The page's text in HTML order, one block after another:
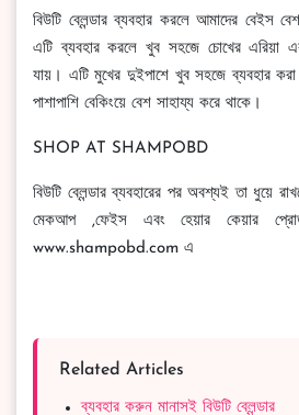
বিউটি ব্লেন্ডার ব্যবহার করলে আমাদের বেইস
এটি ব্যবহার করলে খুব সহজে চোখের এরিয়া
যায়। এটি মুখের দুইপাশে খুব সহজে ব্যবহার করা
পাশাপাশি বেকিংয়ে বেশ সাহায্য করে থাকে।
SHOP AT SHAMPOBD
বিউটি ব্লেন্ডার ব্যবহারের পর অবশ্যই তা ধুয়ে
মেকআপ ,ফেইস এবং হেয়ার কেয়ার
www.shampobd.com এ
Related Articles
ব্যবহার করুন মানাসই বিউটি ব্লেন্ডার